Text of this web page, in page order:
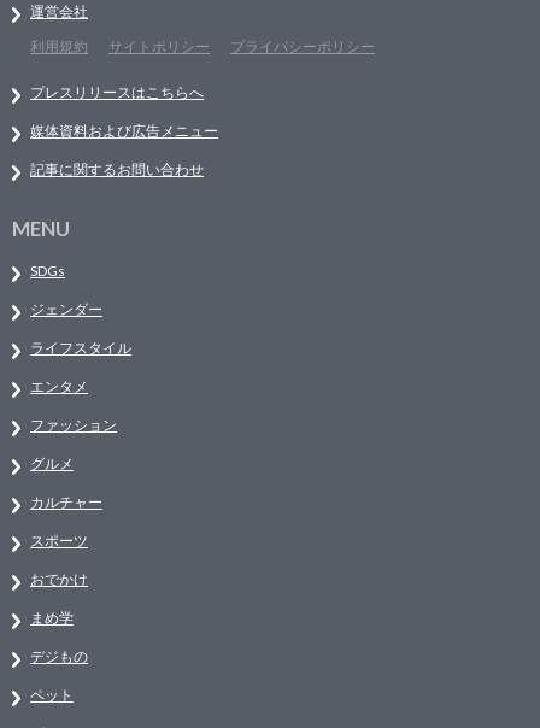
運営会社
利用規約
サイトポリシー プライバシーポリシー
プレスリリースはこちらへ
媒体資料および広告メニュー
記事に関するお問い合わせ
MENU
SDGs
ジェンダー
ライフスタイル
エンタメ
ファッション
グルメ
カルチャー
スポーツ
おでかけ
まめ学
デジもの
ペット